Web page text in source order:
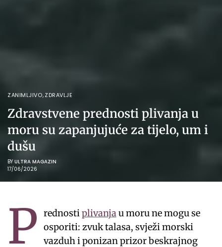
ZANIMLJIVO,ZDRAVLJE
Zdravstvene prednosti plivanja u
moru su zapanjujuće za tijelo, um i
dušu
BY ULTRA MAGAZIN
17/06/2026
P rednostiplivanjau moru ne mogu se
osporiti: zvuk talasa, svježi morski
vazduh i ponizan prizor beskrajnog